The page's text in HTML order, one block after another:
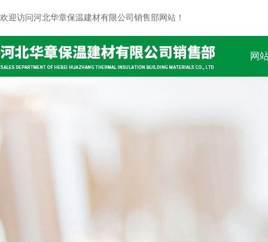
欢迎访问河北华章保温建材有限公司销售部网站！
网